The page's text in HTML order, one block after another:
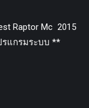
Raptor Mc 2015
รแกรมระบบ **